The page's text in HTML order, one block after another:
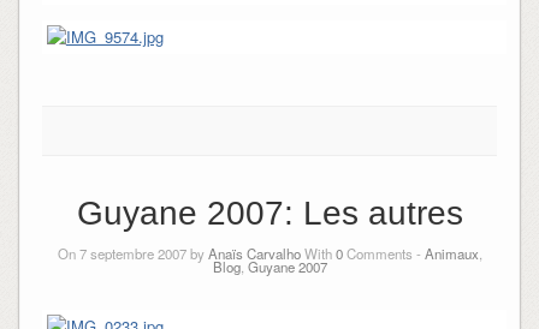
Guyane 2007: Les autres
On 7 septembre 2007 byAnaïs CarvalhoWith0Comments - Animaux
Blog, Guyane 2007